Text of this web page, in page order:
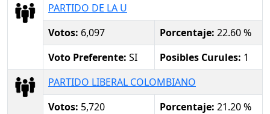
PARTIDO DE LA U
Votos: 6,097 Porcentaje: 22.60 %
Voto Preferente: SI Posibles Curules: 1
PARTIDO LIBERAL COLOMBIANO
Votos: 5,720 Porcentaje: 21.20 %